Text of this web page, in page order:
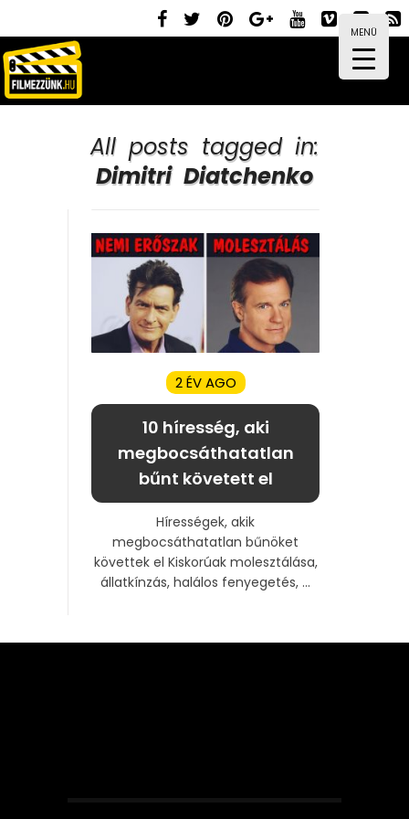
MENÜ
All posts tagged in:
Dimitri Diatchenko
2 ÉV AGO
10 híresség, aki
megbocsáthatatlan
bűnt követett el
Hírességek, akik
megbocsáthatatlan bűnöket
követtek el Kiskorúak molesztálása,
állatkínzás, halálos fenyegetés, ...